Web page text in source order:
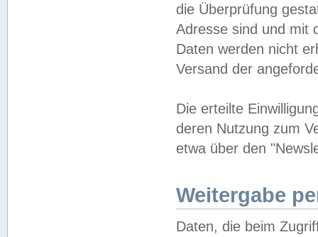
die Überprüfung
Adresse sind und mit
Daten werden nicht
Versand der
Die erteilte
deren Nutzung zum
etwa über den
Weitergabe
Daten, die beim